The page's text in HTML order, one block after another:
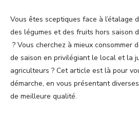
Vous êtes sceptiques face à l’étalage
des légumes et des fruits hors saison
? Vous cherchez à mieux consommer
de saison en privilégiant le local et la
agriculteurs ? Cet article est là pour
démarche, en vous présentant
de meilleure qualité.